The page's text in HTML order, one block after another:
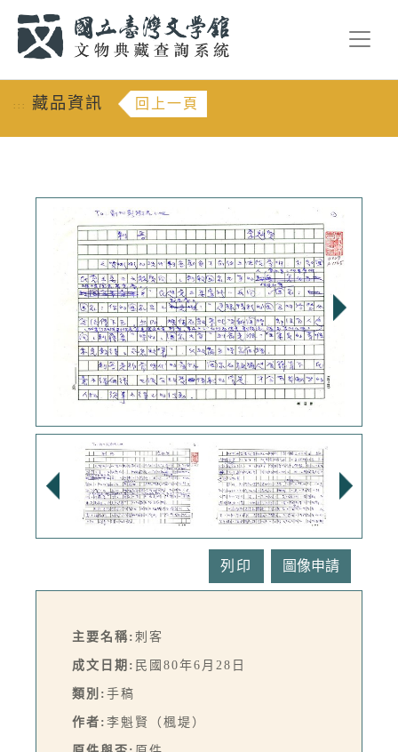
::: 藏品資訊 回上一頁
列印
主要名稱: 刺客
成文日期: 民國80年6月28日
類別: 手稿
作者: 李魁賢（楓堤）